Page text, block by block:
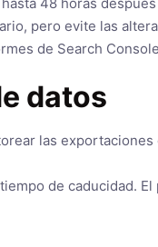
pero evite las
de Search
datos
las
de caducidad.